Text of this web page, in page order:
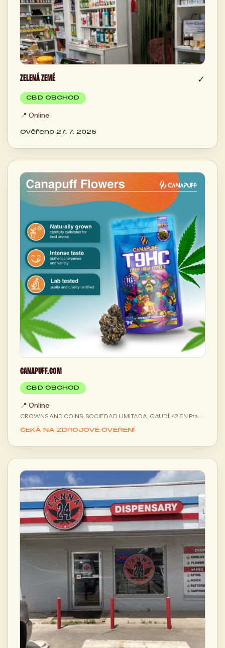
ZELENÁ ZEMĚ ✓
CBD OBCHOD
📍 Online
Ověřeno 27. 7. 2026
CANAPUFF.COM
CBD OBCHOD
📍 Online
CROWNS AND COINS, SOCIEDAD LIMITADA, GAUDÍ, 42 EN Pta.
ČEKÁ NA ZDROJOVÉ OVĚŘENÍ